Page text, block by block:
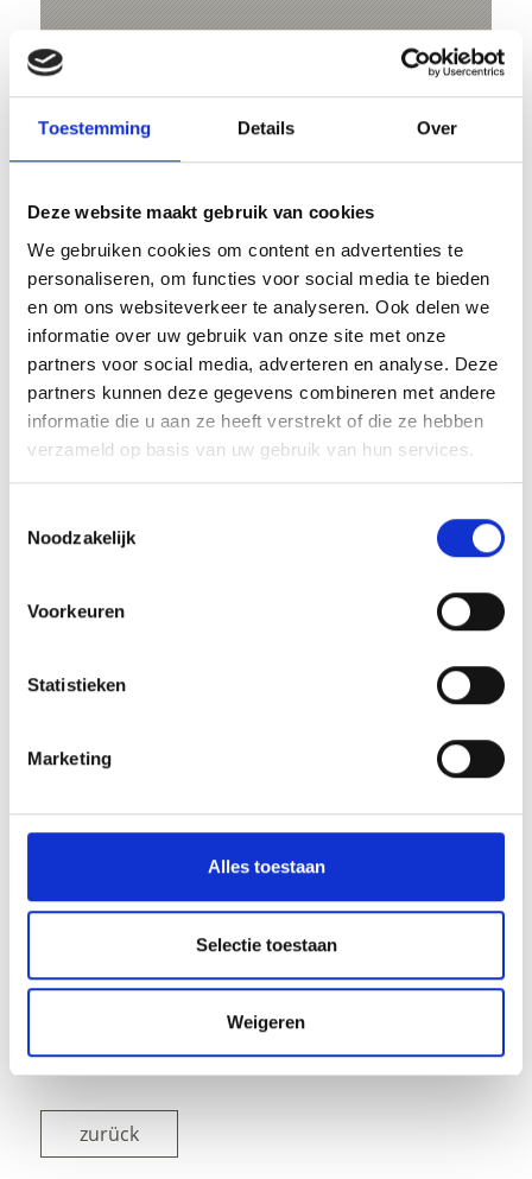
Toestemming Details Over
Deze website maakt gebruik van cookies
We gebruiken cookies om content en advertenties te
personaliseren, om functies voor social media te bieden
en om ons websiteverkeer te analyseren. Ook delen we
informatie over uw gebruik van onze site met onze
partners voor social media, adverteren en analyse. Deze
partners kunnen deze gegevens combineren met andere
informatie die u aan ze heeft verstrekt of die ze hebben
verzameld op basis van uw gebruik van hun services.
Noodzakelijk
Voorkeuren
Statistieken
Marketing
Alles toestaan
Selectie toestaan
Weigeren
V
Hauptplatz 14
39021 Latsch
+39 0473 623109
info@latsch.it
Kaart- en hoogteprofiel
Impressies
zurück